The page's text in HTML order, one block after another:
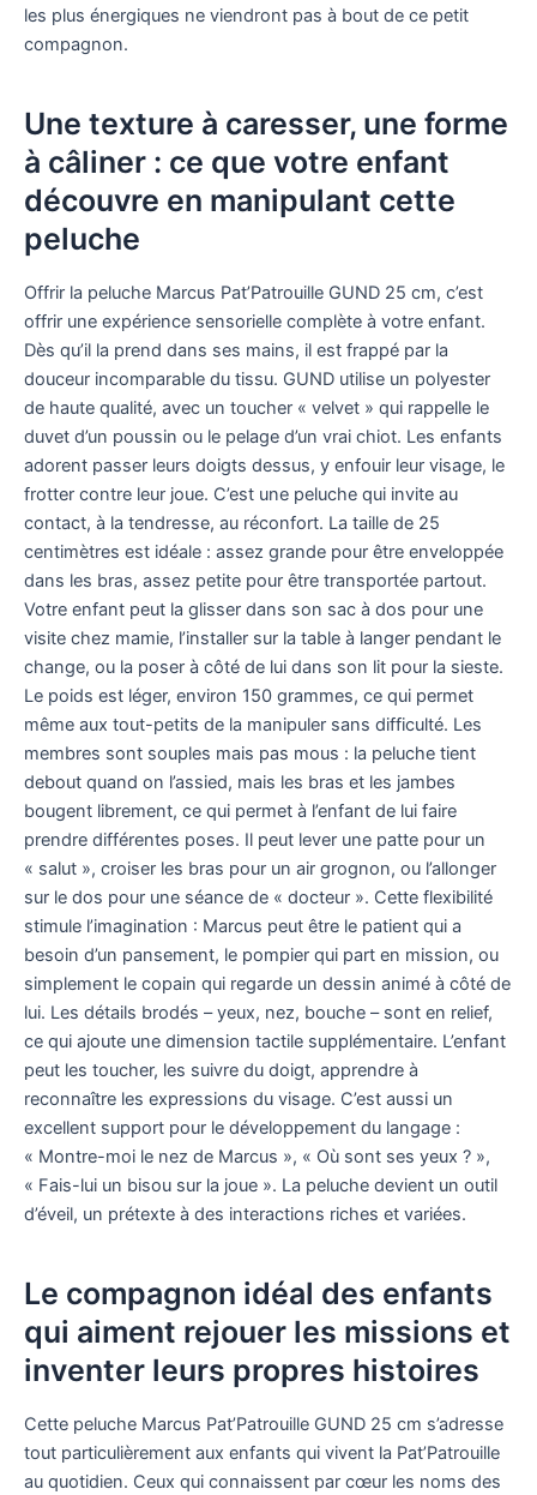
les plus énergiques ne viendront pas à bout de ce petit
compagnon.
Une texture à caresser, une forme
à câliner : ce que votre enfant
découvre en manipulant cette
peluche
Offrir la peluche Marcus Pat’Patrouille GUND 25 cm, c’est
offrir une expérience sensorielle complète à votre enfant.
Dès qu’il la prend dans ses mains, il est frappé par la
douceur incomparable du tissu. GUND utilise un polyester
de haute qualité, avec un toucher « velvet » qui rappelle le
duvet d’un poussin ou le pelage d’un vrai chiot. Les enfants
adorent passer leurs doigts dessus, y enfouir leur visage, le
frotter contre leur joue. C’est une peluche qui invite au
contact, à la tendresse, au réconfort. La taille de 25
centimètres est idéale : assez grande pour être enveloppée
dans les bras, assez petite pour être transportée partout.
Votre enfant peut la glisser dans son sac à dos pour une
visite chez mamie, l’installer sur la table à langer pendant le
change, ou la poser à côté de lui dans son lit pour la sieste.
Le poids est léger, environ 150 grammes, ce qui permet
même aux tout-petits de la manipuler sans difficulté. Les
membres sont souples mais pas mous : la peluche tient
debout quand on l’assied, mais les bras et les jambes
bougent librement, ce qui permet à l’enfant de lui faire
prendre différentes poses. Il peut lever une patte pour un
« salut », croiser les bras pour un air grognon, ou l’allonger
sur le dos pour une séance de « docteur ». Cette flexibilité
stimule l’imagination : Marcus peut être le patient qui a
besoin d’un pansement, le pompier qui part en mission, ou
simplement le copain qui regarde un dessin animé à côté de
lui. Les détails brodés – yeux, nez, bouche – sont en relief,
ce qui ajoute une dimension tactile supplémentaire. L’enfant
peut les toucher, les suivre du doigt, apprendre à
reconnaître les expressions du visage. C’est aussi un
excellent support pour le développement du langage :
« Montre-moi le nez de Marcus », « Où sont ses yeux ? »,
« Fais-lui un bisou sur la joue ». La peluche devient un outil
d’éveil, un prétexte à des interactions riches et variées.
Le compagnon idéal des enfants
qui aiment rejouer les missions et
inventer leurs propres histoires
Cette peluche Marcus Pat’Patrouille GUND 25 cm s’adresse
tout particulièrement aux enfants qui vivent la Pat’Patrouille
au quotidien. Ceux qui connaissent par cœur les noms des